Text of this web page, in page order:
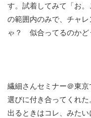
す。試着してみて「お
の範囲内のみで、チャ
ゃ？ 似合ってるのかど
繊細さんセミナー＠東
選びに付き合ってくれ
出るときはコレ、みた